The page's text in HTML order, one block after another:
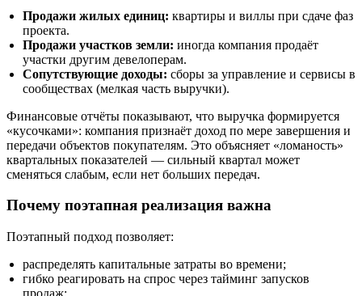
Продажи жилых единиц: квартиры и виллы при сдаче фаз
проекта.
Продажи участков земли: иногда компания продаёт
участки другим девелоперам.
Сопутствующие доходы: сборы за управление и сервисы в
сообществах (мелкая часть выручки).
Финансовые отчёты показывают, что выручка формируется
«кусочками»: компания признаёт доход по мере завершения и
передачи объектов покупателям. Это объясняет «ломаность»
квартальных показателей — сильный квартал может
сменяться слабым, если нет больших передач.
Почему поэтапная реализация важна
Поэтапный подход позволяет:
распределять капитальные затраты во времени;
гибко реагировать на спрос через тайминг запусков
продаж;